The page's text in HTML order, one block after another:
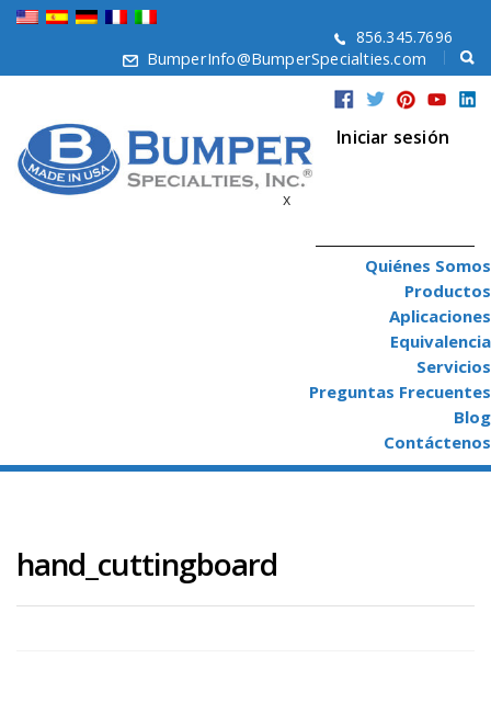
856.345.7696
BumperInfo@BumperSpecialties.com
Iniciar sesión
x
Quiénes Somos
Productos
Aplicaciones
Equivalencia
Servicios
Preguntas Frecuentes
Blog
Contáctenos
hand_cuttingboard